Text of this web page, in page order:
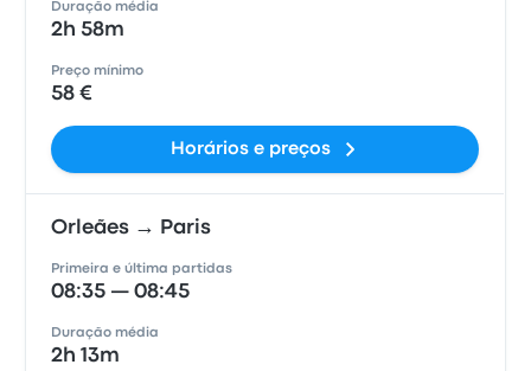
Duração média
2h 58m
Preço mínimo
58 €
Horários e preços
Orleães → Paris
Primeira e última partidas
08:35 — 08:45
Duração média
2h 13m